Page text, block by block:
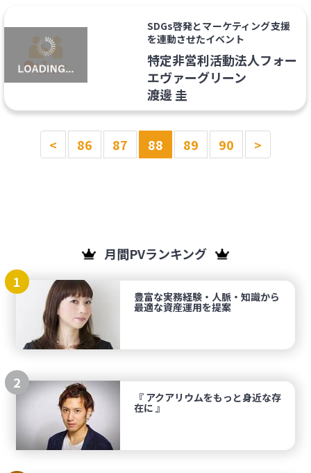
SDGs啓発とマーケティング支援
を連動させたイベント
特定非営利活動法人フォー
エヴァーグリーン
渡邊 圭
< 86 87 88 89 90 >
月間PVランキング
1
豊富な実務経験・人脈・知識から
最適な資産運用を提案
2
『 アクアリウムをもっと身近な存
在に 』